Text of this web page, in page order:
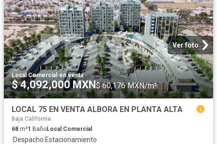
Ver foto
Local Comercial ·en venta
$ 4,092,000 MXN$ 60,176 MXN/m²
LOCAL 75 EN VENTA ALBORA EN PLANTA ALTA
Baja California
68 m²1 BañoLocal Comercial
·Despacho·Estacionamiento